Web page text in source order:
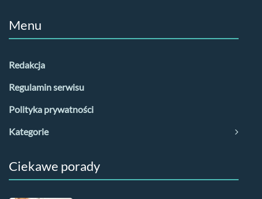
Menu
Redakcja
Regulamin serwisu
Polityka prywatności
Kategorie
Ciekawe porady